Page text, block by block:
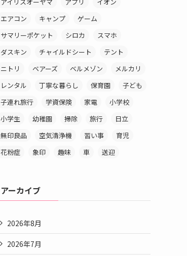
エアコン
キャンプ
ゲーム
サマリーポケット
シロカ
スマホ
ダスキン
チャイルドシート
テント
ニトリ
ベアーズ ベルメゾン
メルカリ
レンタル
丁寧な暮らし 保育園
子ども
子連れ旅行
学資保険 家電
小学校
小学生
幼稚園 掃除 旅行
日立
無印良品
空気清浄機 習い事
育児
花粉症
象印 趣味 車 送迎
アーカイブ
2026年8月
2026年7月